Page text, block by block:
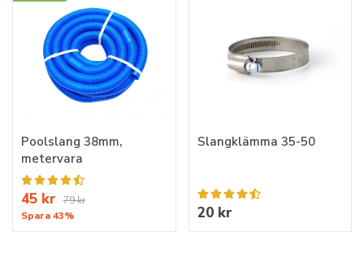
Poolslang 38mm,
metervara
45 kr
79 kr
Spara 43%
Slangklämma 35-50
20 kr